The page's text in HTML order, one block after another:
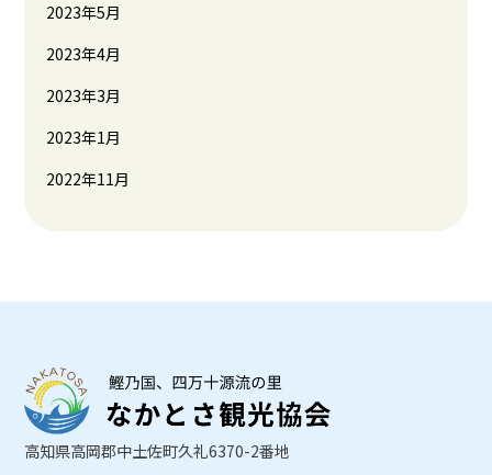
2023年5月
2023年4月
2023年3月
2023年1月
2022年11月
高知県高岡郡中土佐町久礼6370-2番地